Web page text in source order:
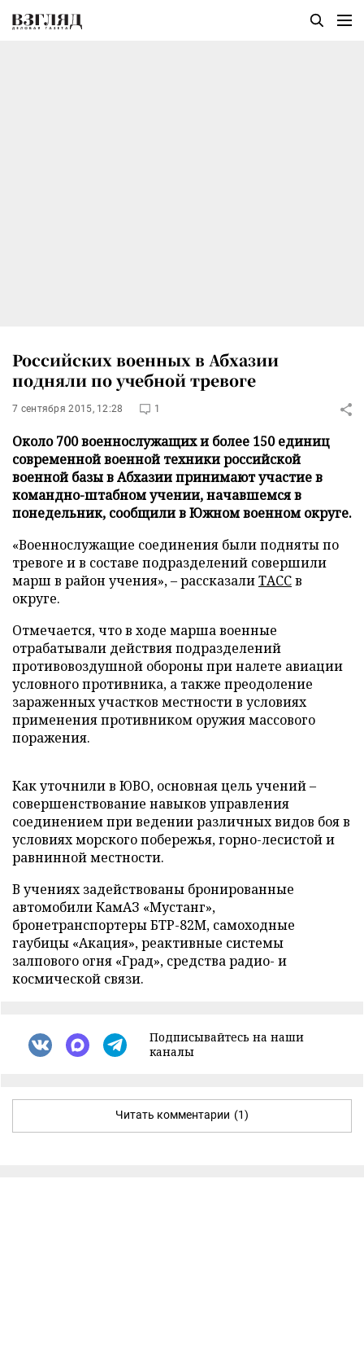
Российских военных в Абхазии
подняли по учебной тревоге
7 сентября 2015, 12:28 1
Около 700 военнослужащих и более 150 единиц
современной военной техники российской
военной базы в Абхазии принимают участие в
командно-штабном учении, начавшемся в
понедельник, сообщили в Южном военном округе.
«Военнослужащие соединения были подняты по
тревоге и в составе подразделений совершили
марш в район учения», – рассказалиТАССв
округе.
Отмечается, что в ходе марша военные
отрабатывали действия подразделений
противовоздушной обороны при налете авиации
условного противника, а также преодоление
зараженных участков местности в условиях
применения противником оружия массового
поражения.
Как уточнили в ЮВО, основная цель учений –
совершенствование навыков управления
соединением при ведении различных видов боя в
условиях морского побережья, горно-лесистой и
равнинной местности.
В учениях задействованы бронированные
автомобили КамАЗ «Мустанг»,
бронетранспортеры БТР-82М, самоходные
гаубицы «Акация», реактивные системы
залпового огня «Град», средства радио- и
космической связи.
Подписывайтесь на наши
каналы
Читать комментарии (1)